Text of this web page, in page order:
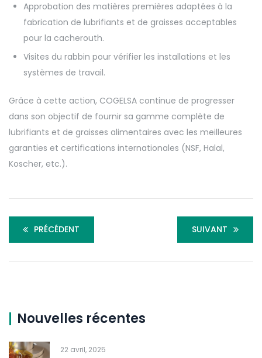
Approbation des matières premières adaptées à la
fabrication de lubrifiants et de graisses acceptables
pour la cacherouth.
Visites du rabbin pour vérifier les installations et les
systèmes de travail.
Grâce à cette action, COGELSA continue de progresser
dans son objectif de fournir sa gamme complète de
lubrifiants et de graisses alimentaires avec les meilleures
garanties et certifications internationales (NSF, Halal,
Koscher, etc.).
PRÉCÉDENT SUIVANT
Nouvelles récentes
22 avril, 2025